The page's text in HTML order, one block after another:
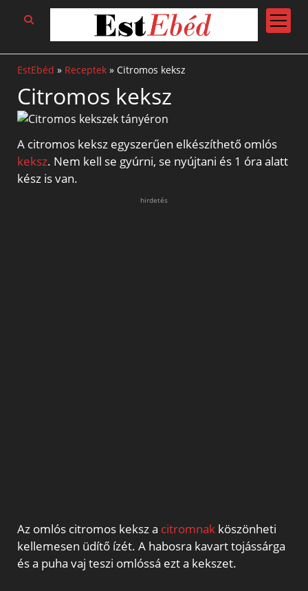
open
menu
EstEbéd » Receptek» Citromos keksz
Citromos keksz
A citromos keksz egyszerűen elkészíthető omlós
keksz. Nem kell se gyúrni, se nyújtani és 1 óra alatt
kész is van.
hirdetés
Az omlós citromos keksz a citromnakköszönheti
kellemesen üdítő ízét. A habosra kavart tojássárga
és a puha vaj teszi omlóssá ezt a kekszet.